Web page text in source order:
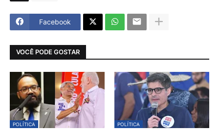
Facebook
VOCÊ PODE GOSTAR
POLÍTICA POLÍTICA